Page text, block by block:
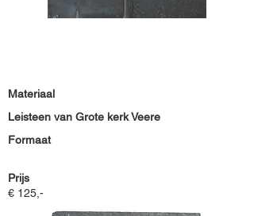
Materiaal
Leisteen van Grote kerk Veere
Formaat
Prijs
€ 125,-